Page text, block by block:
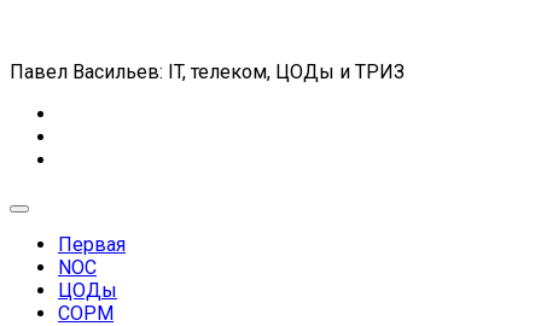
Павел Васильев: IT, телеком, ЦОДы и ТРИЗ
Expand
Первая
NOC
ЦОДы
СОРМ